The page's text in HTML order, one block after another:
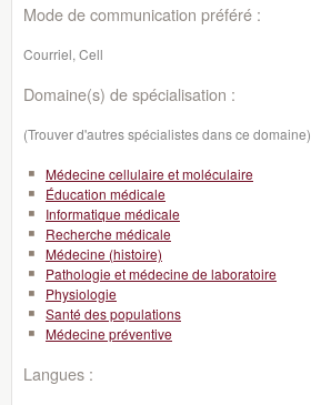
Mode de communication préféré :
Courriel, Cell
Domaine(s) de spécialisation :
(Trouver d'autres spécialistes dans ce domaine)
Médecine cellulaire et moléculaire
Éducation médicale
Informatique médicale
Recherche médicale
Médecine (histoire)
Pathologie et médecine de laboratoire
Physiologie
Santé des populations
Médecine préventive
Langues :